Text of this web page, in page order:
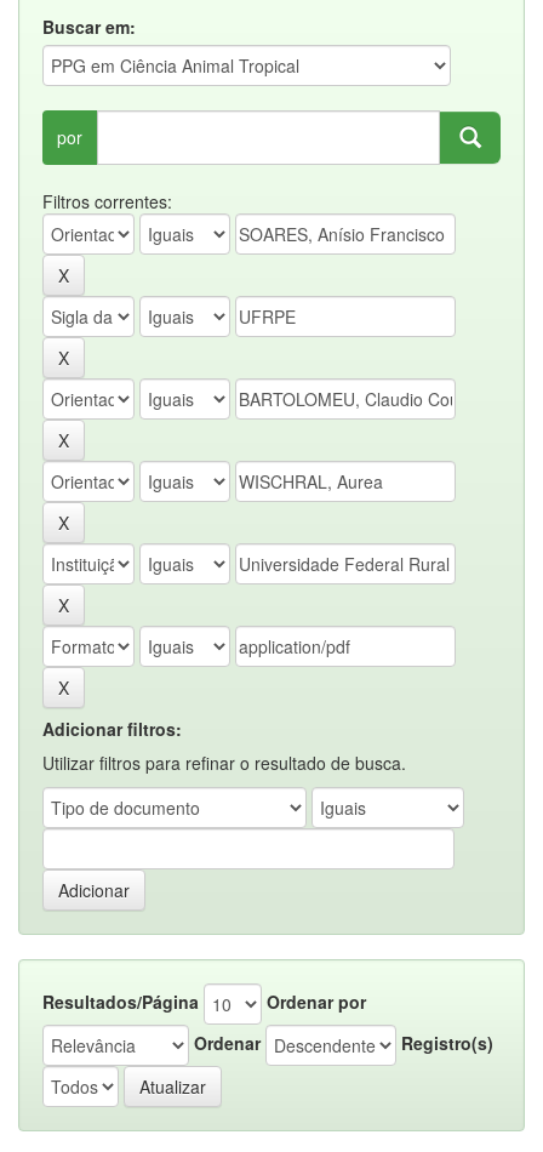
Buscar em:
por
Filtros correntes:
Adicionar filtros:
Utilizar filtros para refinar o resultado de busca.
Resultados/Página
Ordenar por
Ordenar
Registro(s)